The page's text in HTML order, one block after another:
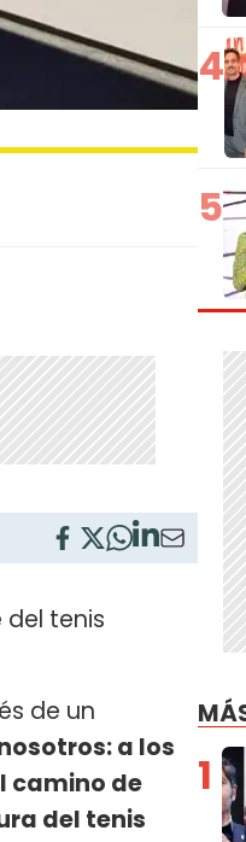
tenis
de un
a los
camino de
del tenis
4
5
1